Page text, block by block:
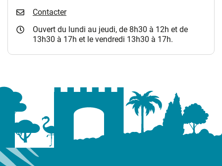
Contacter
Ouvert du lundi au jeudi, de 8h30 à 12h et de
13h30 à 17h et le vendredi 13h30 à 17h.